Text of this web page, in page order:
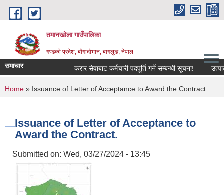
Skip to main content
तमानखोला गाउँपालिका
गण्डकी प्रदेश, बोंगादोभान, बागलुङ, नेपाल
समाचार करार सेवाबाट कर्मचारी पदपूर्ति गर्ने सम्बन्धी सूचना!
You are here
Home » Issuance of Letter of Acceptance to Award the Contract.
Issuance of Letter of Acceptance to
Award the Contract.
Submitted on: Wed, 03/27/2024 - 13:45